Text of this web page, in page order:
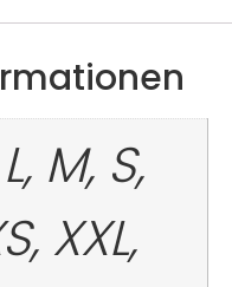
M, S,
XXL,